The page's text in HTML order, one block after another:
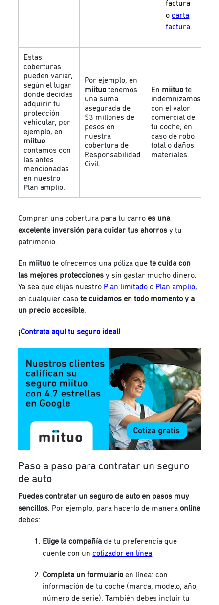
factura
o carta
factura.
Estas
coberturas
pueden variar,
según el lugar
donde decidas
adquirir tu
protección
vehicular, por
ejemplo, en
miituo
contamos con
las antes
mencionadas
en nuestro
Plan amplio.
Por ejemplo, en
miituo tenemos
una suma
asegurada de
$3 millones de
pesos en
nuestra
cobertura de
Responsabilidad
Civil.
En miituo te
indemnizamos
con el valor
comercial de
tu coche, en
caso de robo
total o daños
materiales.
Comprar una cobertura para tu carroes una
excelente inversión para cuidar tus ahorros y tu
patrimonio.
En miituo te ofrecemos una póliza quete cuida con
las mejores protecciones y sin gastar mucho dinero.
Ya sea que elijas nuestro Plan limitado o Plan amplio,
en cualquier caso te cuidamos en todo momento y a
un precio accesible.
¡Contrata aquí tu seguro ideal!
Paso a paso para contratar un seguro
de auto
Puedes contratar un seguro de auto en pasos muy
sencillos. Por ejemplo, para hacerlo de maneraonline
debes:
Elige la compañía de tu preferencia que
cuente con uncotizador en línea.
Completa un formulario en línea: con
información de tu coche (marca, modelo, año,
número de serie). También debes incluir tu